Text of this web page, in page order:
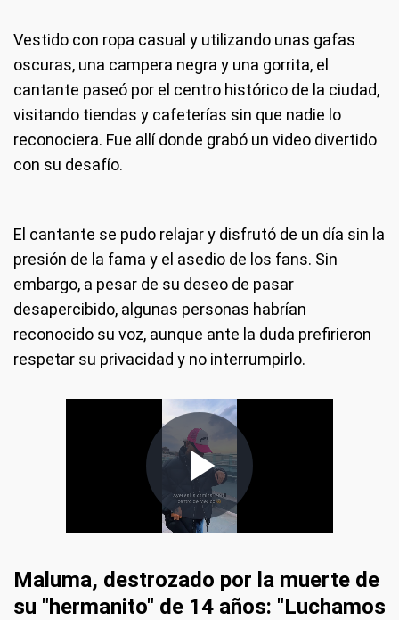
Vestido con ropa casual y utilizando unas gafas
oscuras, una campera negra y una gorrita, el
cantante paseó por el centro histórico de la ciudad,
visitando tiendas y cafeterías sin que nadie lo
reconociera. Fue allí donde grabó un video divertido
con su desafío.
El cantante se pudo relajar y disfrutó de un día sin la
presión de la fama y el asedio de los fans. Sin
embargo, a pesar de su deseo de pasar
desapercibido, algunas personas habrían
reconocido su voz, aunque ante la duda prefirieron
respetar su privacidad y no interrumpirlo.
Maluma, destrozado por la muerte de
su "hermanito" de 14 años: "Luchamos